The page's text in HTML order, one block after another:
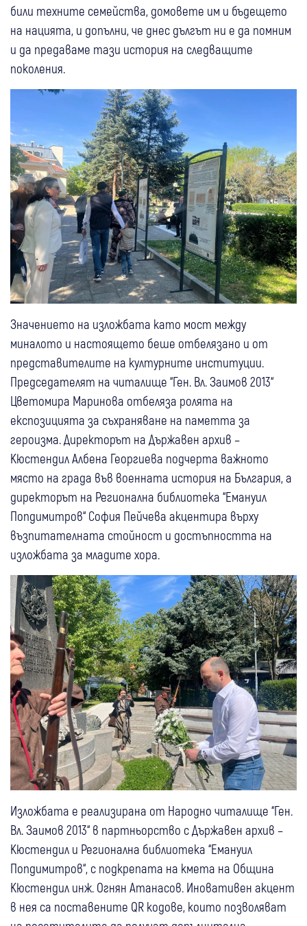
били техните семейства, домовете им и бъдещето
на нацията, и допълни, че днес дългът ни е да помним
и да предаваме тази история на следващите
поколения.
Значението на изложбата като мост между
миналото и настоящето беше отбелязано и от
представителите на културните институции.
Председателят на читалище “Ген. Вл. Заимов 2013“
Цветомира Маринова отбеляза ролята на
експозицията за съхраняване на паметта за
героизма. Директорът на Държавен архив –
Кюстендил Албена Георгиева подчерта важното
място на града във военната история на България, а
директорът на Регионална библиотека “Емануил
Попдимитров“ София Пейчева акцентира върху
възпитателната стойност и достъпността на
изложбата за младите хора.
Изложбата е реализирана от Народно читалище “Ген.
Вл. Заимов 2013“ в партньорство с Държавен архив –
Кюстендил и Регионална библиотека “Емануил
Попдимитров“, с подкрепата на кмета на Община
Кюстендил инж. Огнян Атанасов. Иновативен акцент
в нея са поставените QR кодове, които позволяват